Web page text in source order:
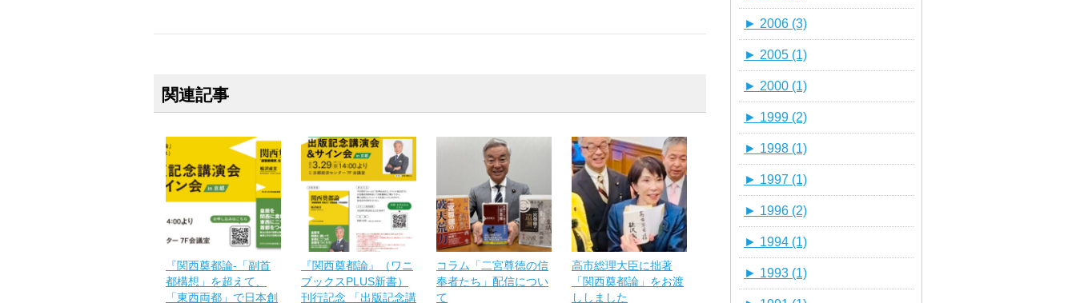
関連記事
『関西奠都論-「副首
都構想」を超えて、
「東西両都」で日本創
『関西奠都論』（ワニ
ブックスPLUS新書）
刊行記念 「出版記念講
コラム「二宮尊徳の信
奉者たち」配信につい
て
高市総理大臣に拙著
「関西奠都論」をお渡
ししました
► 2006 (3)
► 2005 (1)
► 2000 (1)
► 1999 (2)
► 1998 (1)
► 1997 (1)
► 1996 (2)
► 1994 (1)
► 1993 (1)